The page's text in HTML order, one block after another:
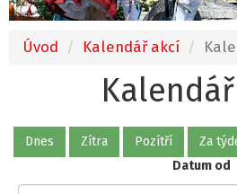
Úvod Kalendář akcí
Dnes Zítra Pozítří
Za
Datum od